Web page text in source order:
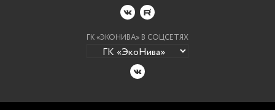
ГК «ЭКОНИВА» В СОЦСЕТЯХ